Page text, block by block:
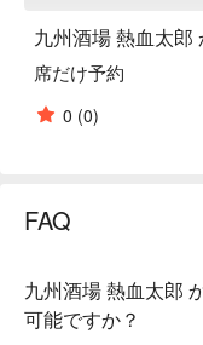
九州酒場 熱血太郎
席だけ予約
0 (0)
FAQ
九州酒場 熱血太郎
可能ですか？